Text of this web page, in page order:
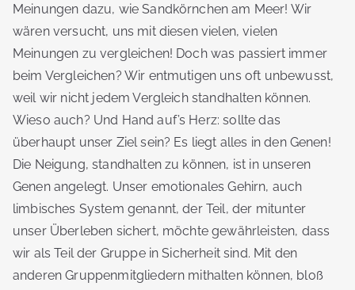
Meinungen dazu, wie Sandkörnchen am Meer! Wir
wären versucht, uns mit diesen vielen, vielen
Meinungen zu vergleichen! Doch was passiert immer
beim Vergleichen? Wir entmutigen uns oft unbewusst,
weil wir nicht jedem Vergleich standhalten können.
Wieso auch? Und Hand auf’s Herz: sollte das
überhaupt unser Ziel sein? Es liegt alles in den Genen!
Die Neigung, standhalten zu können, ist in unseren
Genen angelegt. Unser emotionales Gehirn, auch
limbisches System genannt, der Teil, der mitunter
unser Überleben sichert, möchte gewährleisten, dass
wir als Teil der Gruppe in Sicherheit sind. Mit den
anderen Gruppenmitgliedern mithalten können, bloß